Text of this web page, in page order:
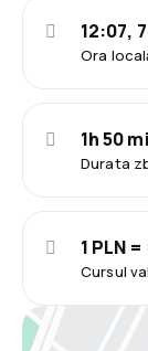
Ora
12:07,
Durata
1h 50
Cursul
1 PLN